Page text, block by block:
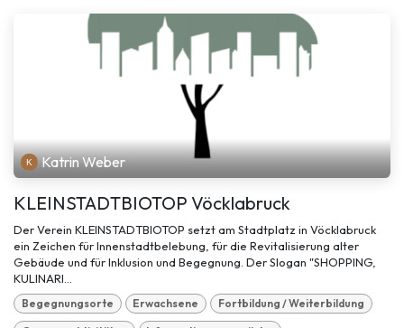
Katrin Weber
KLEINSTADTBIOTOP Vöcklabruck
Der Verein KLEINSTADTBIOTOP setzt am Stadtplatz in Vöcklabruck
ein Zeichen für Innenstadtbelebung, für die Revitalisierung alter
Gebäude und für Inklusion und Begegnung. Der Slogan "SHOPPING,
KULINARI...
Begegnungsorte Erwachsene Fortbildung / Weiterbildung